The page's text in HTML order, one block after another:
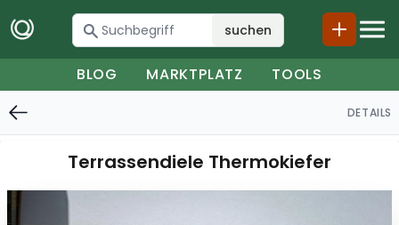
suchen
BLOG MARKTPLATZ TOOLS
DETAILS
Terrassendiele Thermokiefer